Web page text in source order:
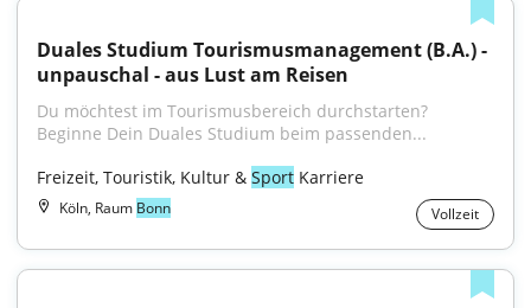
Duales Studium Tourismusmanagement (B.A.) -
unpauschal - aus Lust am Reisen
Du möchtest im Tourismusbereich durchstarten?
Beginne Dein Duales Studium beim passenden...
Freizeit, Touristik, Kultur & Sport Karriere
Köln, Raum Bonn Vollzeit